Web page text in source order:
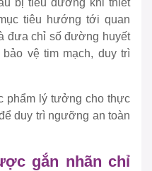
bị tiểu đường khi thiết
tiêu hướng tới quan
đưa chỉ số đường huyết
vệ tim mạch, duy trì
phẩm lý tưởng cho thực
duy trì ngưỡng an toàn
gắn nhãn chỉ